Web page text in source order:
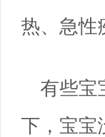
热、急性
有些宝
下，宝宝